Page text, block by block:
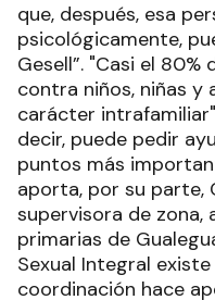
que, después, esa
psicológicamente,
Gesell”. "Casi el 80%
contra niños, niñas y
carácter
decir, puede pedir
puntos más
aporta, por su parte,
supervisora de zona,
primarias de
Sexual Integral
coordinación hace